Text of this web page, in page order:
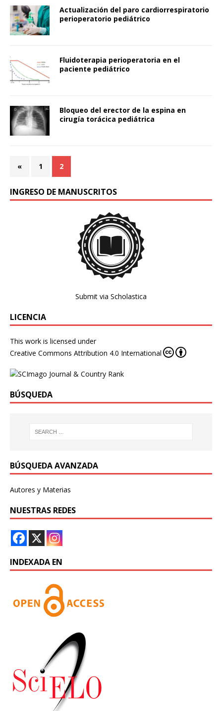
Actualización del paro cardiorrespiratorio
perioperatorio pediátrico
Fluidoterapia perioperatoria en el
paciente pediátrico
Bloqueo del erector de la espina en
cirugía torácica pediátrica
« 1 2
INGRESO DE MANUSCRITOS
Submit via Scholastica
LICENCIA
This work is licensed under
Creative Commons Attribution 4.0 International
BÚSQUEDA
BÚSQUEDA AVANZADA
Autores y Materias
NUESTRAS REDES
INDEXADA EN